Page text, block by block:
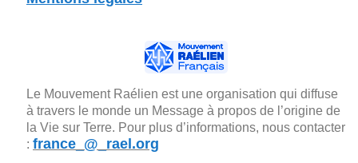
Le Mouvement Raélien est une organisation qui diffuse
à travers le monde un Message à propos de l’origine de
la Vie sur Terre. Pour plus d’informations, nous contacter
: france_@_rael.org